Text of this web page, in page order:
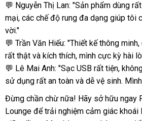
💬 Nguyễn Thị Lan: "Sản phẩm dùng
mại, các chế độ rung đa dạng giúp tôi
vời."
💬 Trần Văn Hiếu: "Thiết kế thông
rất thật và kích thích, mình cực kỳ hài
💬 Lê Mai Anh: "Sạc USB rất tiện,
sử dụng rất an toàn và dễ vệ sinh.
Đừng chần chừ nữa! Hãy sở hữu ngay
Lounge để trải nghiệm cảm giác